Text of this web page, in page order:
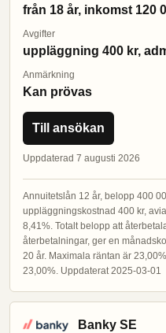
från 18 år, inkomst 120
Avgifter
uppläggning 400 kr,
Anmärkning
Kan prövas
Till ansökan
Uppdaterad 7 augusti 2026
Annuitetslån 12 år, belopp 400
uppläggningskostnad 400 kr,
8,41%. Totalt belopp att
återbetalningar, ger en
20 år. Maximala räntan är
23,00%. Uppdaterat 2025-03-01
Banky SE